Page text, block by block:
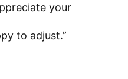
your
to adjust.”